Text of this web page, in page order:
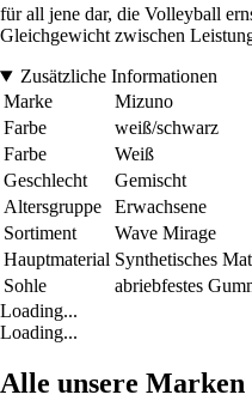
für all jene dar, die Volleyball
Gleichgewicht zwischen
Zusätzliche Informationen
Marke
Mizuno
Farbe
weiß/schwarz
Farbe
Weiß
Geschlecht
Gemischt
Altersgruppe
Erwachsene
Sortiment
Wave Mirage
Hauptmaterial Synthetisches
Sohle
abriebfestes
Loading...
Loading...
Alle unsere Marken